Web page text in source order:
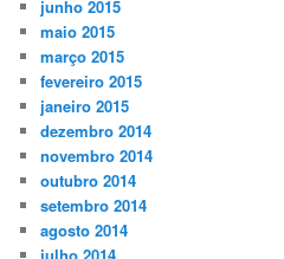
junho 2015
maio 2015
março 2015
fevereiro 2015
janeiro 2015
dezembro 2014
novembro 2014
outubro 2014
setembro 2014
agosto 2014